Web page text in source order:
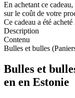
En achetant ce
sur le coût de votre
Ce cadeau a été
Description
Contenu
Bulles et bulles
Bulles et
en en Estonie